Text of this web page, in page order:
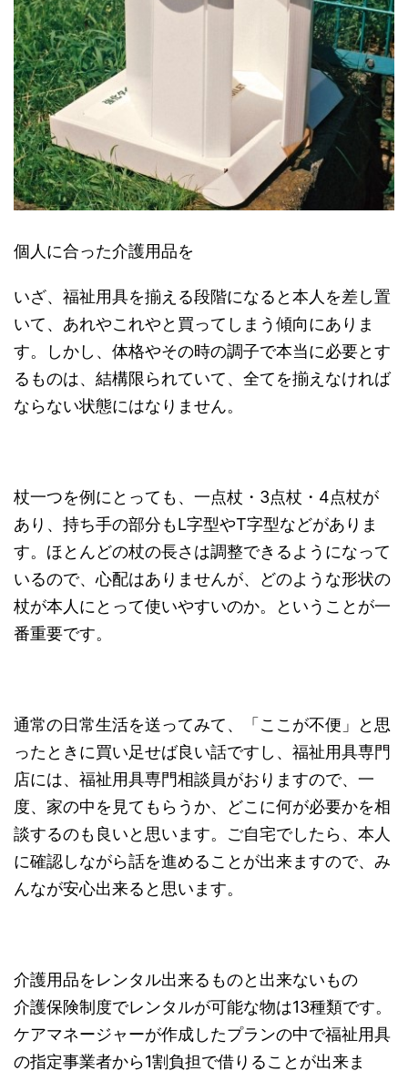
個人に合った介護用品を
いざ、福祉用具を揃える段階になると本人を差し置
いて、あれやこれやと買ってしまう傾向にありま
す。しかし、体格やその時の調子で本当に必要とす
るものは、結構限られていて、全てを揃えなければ
ならない状態にはなりません。
杖一つを例にとっても、一点杖・3点杖・4点杖が
あり、持ち手の部分もL字型やT字型などがありま
す。ほとんどの杖の長さは調整できるようになって
いるので、心配はありませんが、どのような形状の
杖が本人にとって使いやすいのか。ということが一
番重要です。
通常の日常生活を送ってみて、「ここが不便」と思
ったときに買い足せば良い話ですし、福祉用具専門
店には、福祉用具専門相談員がおりますので、一
度、家の中を見てもらうか、どこに何が必要かを相
談するのも良いと思います。ご自宅でしたら、本人
に確認しながら話を進めることが出来ますので、み
んなが安心出来ると思います。
介護用品をレンタル出来るものと出来ないもの
介護保険制度でレンタルが可能な物は13種類です。
ケアマネージャーが作成したプランの中で福祉用具
の指定事業者から1割負担で借りることが出来ま